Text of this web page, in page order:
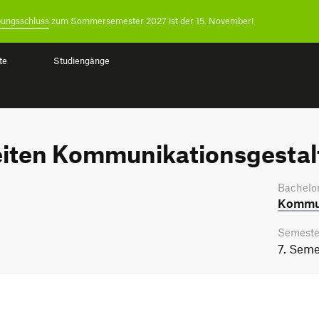
Studiengänge
zum Sommersemester 2027 ist der 15. November!
7.